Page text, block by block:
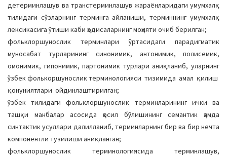
детерминлашув ва транстерминлашув жараёнларидаги умумхалқ
тилидаги сўзларнинг терминга айланиши, терминнинг умумхалқ
лексикасига ўтиши каби ҳодисаларнинг моҳияти очиб берилган;
фольклоршунослик терминлари ўртасидаги парадигматик
муносабат турларининг синонимик, антонимик, полисемик,
омонимик, гипонимик, партонимик турлари аниқланиб, уларнинг
ўзбек фолькоршунослик терминологияси тизимида амал қилиш
қонуниятлари ойдинлаштирилган;
ўзбек тилидаги фольклоршунослик терминларининг ички ва
ташқи манбалар асосида ҳосил бўлишининг семантик ҳамда
синтактик усуллари далилланиб, терминларнинг бир ва бир нечта
компонентли тузилиши аниқланган;
фольклоршунослик терминологиясида терминлашув,